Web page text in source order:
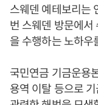
스웨덴 예테보리는
번 스웨덴 방문에
을 수행하는 노하우
국민연금 기금운용
용역 이탈 등으로